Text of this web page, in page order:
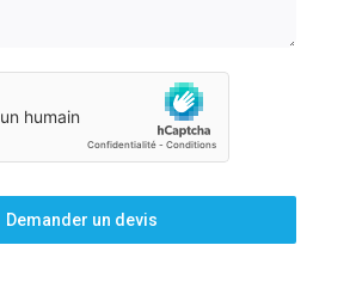
Demander un devis